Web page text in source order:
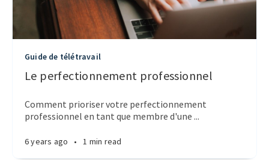
Guide de télétravail
Le perfectionnement professionnel
Comment prioriser votre perfectionnement
professionnel en tant que membre d'une ...
6 years ago • 1 min read